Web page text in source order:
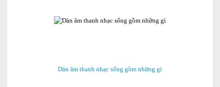
Dàn âm thanh nhạc sống gồm những gì